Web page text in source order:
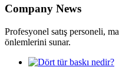
Company News
Profesyonel satış personeli,
önlemlerini sunar.